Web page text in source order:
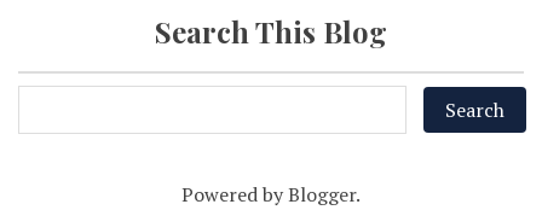
Search This Blog
Powered byBlogger.